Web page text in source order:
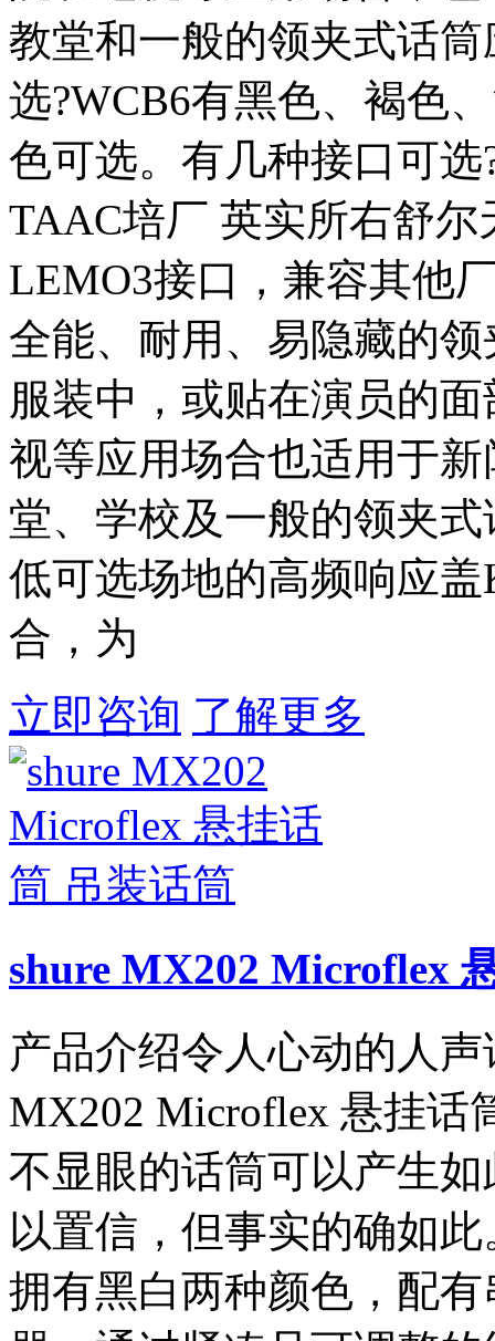
教堂和一般的领夹式话
选?WCB6有黑色、褐色
色可选。有几种接口可选
TAAC培厂 英实所右舒
LEMO3接口，兼容其他
全能、耐用、易隐藏的
服装中，或贴在演员的
视等应用场合也适用于
堂、学校及一般的领夹
低可选场地的高频响应
合，为
立即咨询 了解更多
shure MX202 Microflex
产品介绍令人心动的人
MX202 Microflex 悬挂话
不显眼的话筒可以产生
以置信，但事实的确如
拥有黑白两种颜色，配